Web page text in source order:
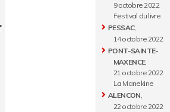
9 octobre 2022
Festival du livre
PESSAC,
14 octobre 2022
PONT-SAINTE-
MAXENCE,
21 octobre 2022
La Manekine
ALENCON,
22 octobre 2022